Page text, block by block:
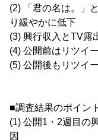
(2) 「君の名は。」
り緩やかに低下
(3) 興行収入とTV露
(4) 公開前はリツイ
(5) 公開後もリツイ
■調査結果のポイント
(1) 公開1・2週目の
因